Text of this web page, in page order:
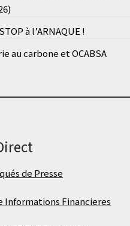
à l’ARNAQUE !
au carbone et OCABSA
de Presse
Informations Financieres